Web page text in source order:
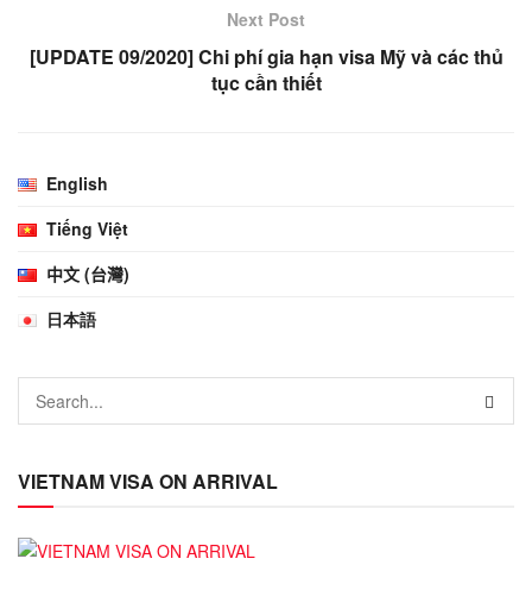
Next Post
[UPDATE 09/2020] Chi phí gia hạn visa Mỹ và các thủ
tục cần thiết
English
Tiếng Việt
中文 (台灣)
日本語
VIETNAM VISA ON ARRIVAL